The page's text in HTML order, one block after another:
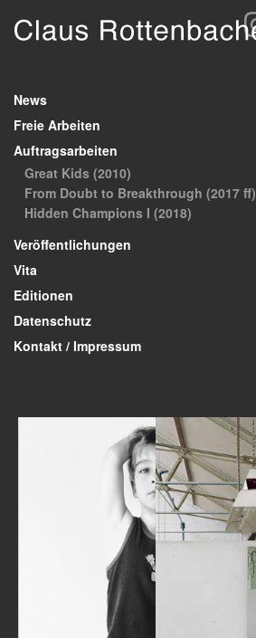
News
Freie Arbeiten
Auftragsarbeiten
Great Kids (2010)
From Doubt to Breakthrough (2017 ff)
Hidden Champions I (2018)
Veröffentlichungen
Vita
Editionen
Datenschutz
Kontakt / Impressum